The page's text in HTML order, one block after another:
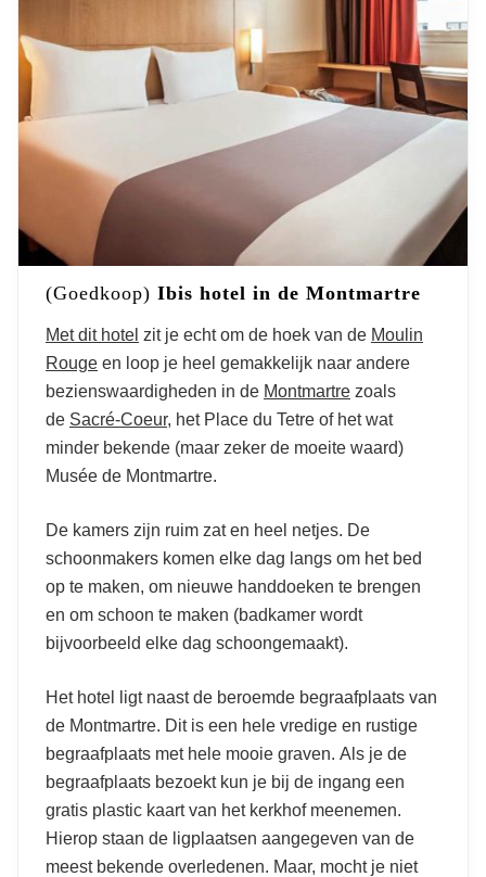
(Goedkoop) Ibis hotel in de Montmartre
Met dit hotel zit je echt om de hoek van de Moulin
Rouge en loop je heel gemakkelijk naar andere
bezienswaardigheden in de Montmartre zoals
de Sacré-Coeur, het Place du Tetre of het wat
minder bekende (maar zeker de moeite waard)
Musée de Montmartre.
De kamers zijn ruim zat en heel netjes. De
schoonmakers komen elke dag langs om het bed
op te maken, om nieuwe handdoeken te brengen
en om schoon te maken (badkamer wordt
bijvoorbeeld elke dag schoongemaakt).
Het hotel ligt naast de beroemde begraafplaats van
de Montmartre. Dit is een hele vredige en rustige
begraafplaats met hele mooie graven. Als je de
begraafplaats bezoekt kun je bij de ingang een
gratis plastic kaart van het kerkhof meenemen.
Hierop staan de ligplaatsen aangegeven van de
meest bekende overledenen. Maar, mocht je niet